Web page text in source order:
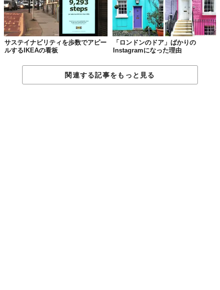
光輝く綺麗なスイセンは、看護師たちにも患者たちにも癒しを与
えてくれる存在になるでしょう。
サステイナビリティを歩数でアピー
ルするIKEAの看板
「ロンドンのドア」ばかりの
Instagramになった理由
関連する記事をもっと見る